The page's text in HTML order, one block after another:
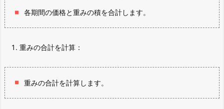
各期間の価格と重みの積を合計します。
重みの合計を計算：
重みの合計を計算します。